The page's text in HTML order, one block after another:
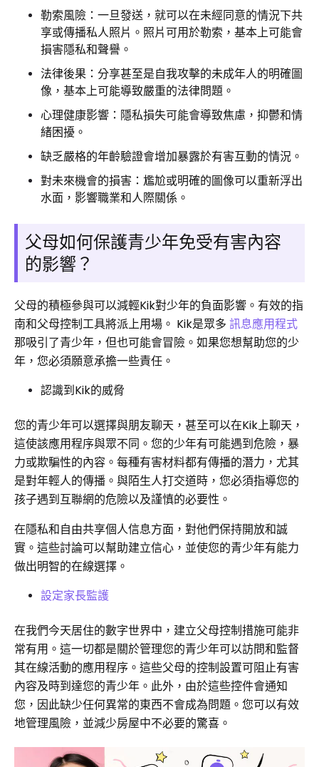
勒索風險：一旦發送，就可以在未經同意的情況下共
享或傳播私人照片。照片可用於勒索，基本上可能會
損害隱私和聲譽。
法律後果：分享甚至是自我攻擊的未成年人的明確圖
像，基本上可能導致嚴重的法律問題。
心理健康影響：隱私損失可能會導致焦慮，抑鬱和情
緒困擾。
缺乏嚴格的年齡驗證會增加暴露於有害互動的情況。
對未來機會的損害：尷尬或明確的圖像可以重新浮出
水面，影響職業和人際關係。
父母如何保護青少年免受有害內容
的影響？
父母的積極參與可以減輕Kik對少年的負面影響。有效的指
南和父母控制工具將派上用場。 Kik是眾多 訊息應用程式
那吸引了青少年，但也可能會冒險。如果您想幫助您的少
年，您必須願意承擔一些責任。
認識到Kik的威脅
您的青少年可以選擇與朋友聊天，甚至可以在Kik上聊天，
這使該應用程序與眾不同。您的少年有可能遇到危險，暴
力或欺騙性的內容。每種有害材料都有傳播的潛力，尤其
是對年輕人的傳播。與陌生人打交道時，您必須指導您的
孩子遇到互聯網的危險以及謹慎的必要性。
在隱私和自由共享個人信息方面，對他們保持開放和誠
實。這些討論可以幫助建立信心，並使您的青少年有能力
做出明智的在線選擇。
設定家長監護
在我們今天居住的數字世界中，建立父母控制措施可能非
常有用。這一切都是關於管理您的青少年可以訪問和監督
其在線活動的應用程序。這些父母的控制設置可阻止有害
內容及時到達您的青少年。此外，由於這些控件會通知
您，因此缺少任何異常的東西不會成為問題。您可以有效
地管理風險，並減少房屋中不必要的驚喜。